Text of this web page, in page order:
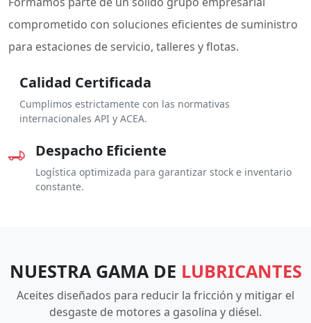
comprometido con soluciones eficientes de suministro
para estaciones de servicio, talleres y flotas.
Calidad Certificada
Cumplimos estrictamente con las normativas
internacionales API y ACEA.
Despacho Eficiente
Logística optimizada para garantizar stock e inventario
constante.
NUESTRA GAMA DE LUBRICANTES
Aceites diseñados para reducir la fricción y mitigar el
desgaste de motores a gasolina y diésel.